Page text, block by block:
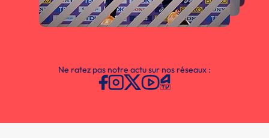
Ne ratez pas notre actu sur nos réseaux :